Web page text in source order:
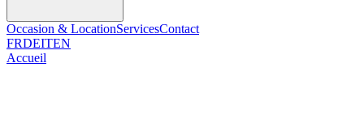
Occasion & LocationServicesContact
FRDEITEN
Accueil